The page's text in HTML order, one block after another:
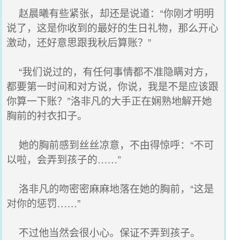
赵晨曦有些紧张，却还是说道：“你刚才明明
说了，这是你收到的最好的生日礼物，那么开心
激动，还好意思跟我秋后算账？”
“我们说过的，有任何事情都不准隐瞒对方，
都要第一时间和对方说，你说，我是不是应该跟
你算一下账？”洛非凡的大手正在娴熟地解开她
胸前的衬衣扣子。
她的胸前感到丝丝凉意，不由得惊呼：“不可
以啦，会弄到孩子的……”
洛非凡的吻密密麻麻地落在她的胸前，“这是
对你的惩罚……”
不过他当然会很小心。保证不弄到孩子。